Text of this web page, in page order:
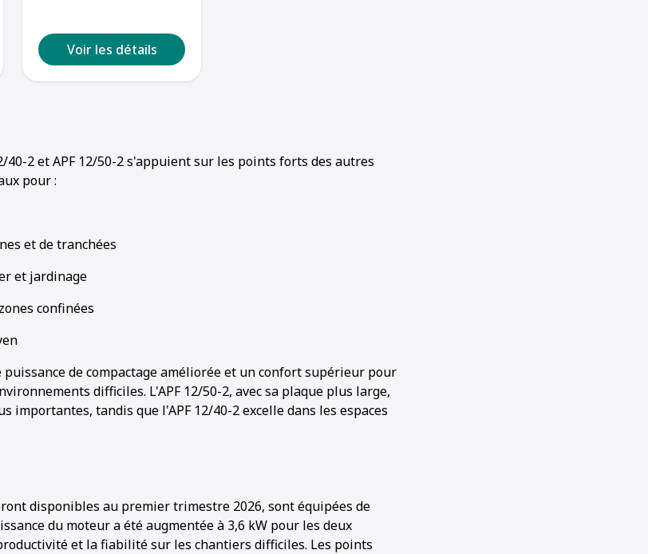
Voir les détails
40-2 et APF 12/50-2 s'appuient sur les points forts des autres
pour :
et de tranchées
et jardinage
confinées
de compactage améliorée et un confort supérieur pour
difficiles. L'APF 12/50-2, avec sa plaque plus large,
importantes, tandis que l'APF 12/40-2 excelle dans les espaces
disponibles au premier trimestre 2026, sont équipées de
du moteur a été augmentée à 3,6 kW pour les deux
et la fiabilité sur les chantiers difficiles. Les points